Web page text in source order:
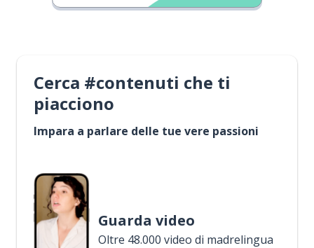
Cerca #contenuti che ti
piacciono
Impara a parlare delle tue vere passioni
Guarda video
Oltre 48.000 video di madrelingua